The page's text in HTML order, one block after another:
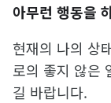
아무런 행동을
현재의 나의 상
로의 좋지 않은
길 바랍니다.